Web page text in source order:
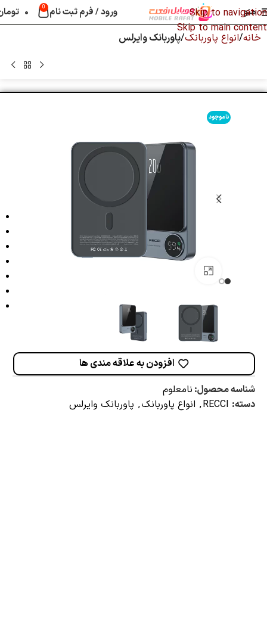
Skip to navigation
Skip to main content
منو ورود / فرم ثبت نام 0 ۰
خانه انواع پاوربانک پاوربانک وایرلس
ناموجود
افزودن به علاقه مندی ها
شناسه محصول: نامعلوم
دسته: RECCI
, انواع پاوربانک, پاوربانک وایرلس